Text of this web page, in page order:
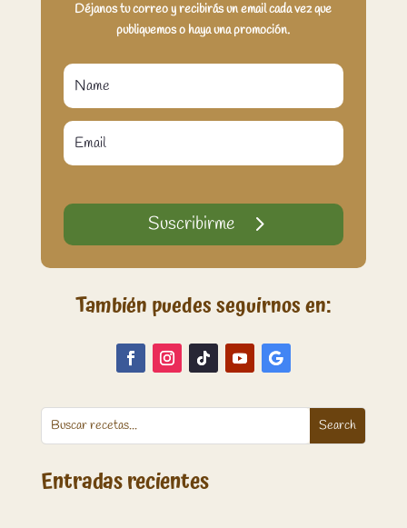
Déjanos tu correo y recibirás un email cada vez que
publiquemos o haya una promoción.
Suscribirme
También puedes seguirnos en:
Entradas recientes